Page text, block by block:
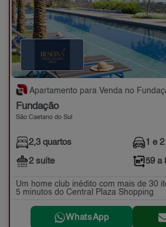
Apartamento para Venda no Fundação
Fundação
São Caetano do Sul
2,3 quartos
2 suíte
1 e
59 a
Um home club inédito com mais de 30
5 minutos do Central Plaza Shopping
WhatsApp